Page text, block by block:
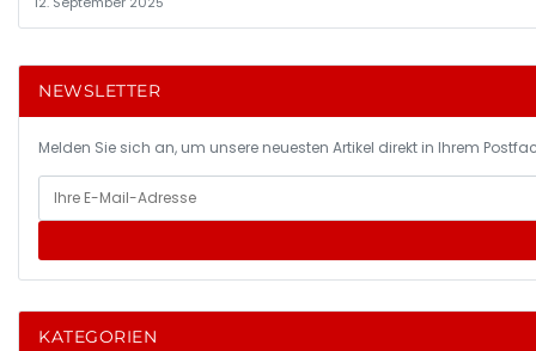
NEWSLETTER
Melden Sie sich an, um unsere neuesten Artikel direkt in Ihrem
KATEGORIEN